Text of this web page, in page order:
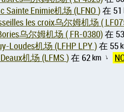
Florac Sainte Enimie机场 (LFNO )在 51
Creysseilles les croix乌
Des Bories乌尔姆机场 ( FR-0380)在 53
Loudes机场 (LFHP LPY )在 55
Alès-Deaux机场 (LFMS )在 62km ↑